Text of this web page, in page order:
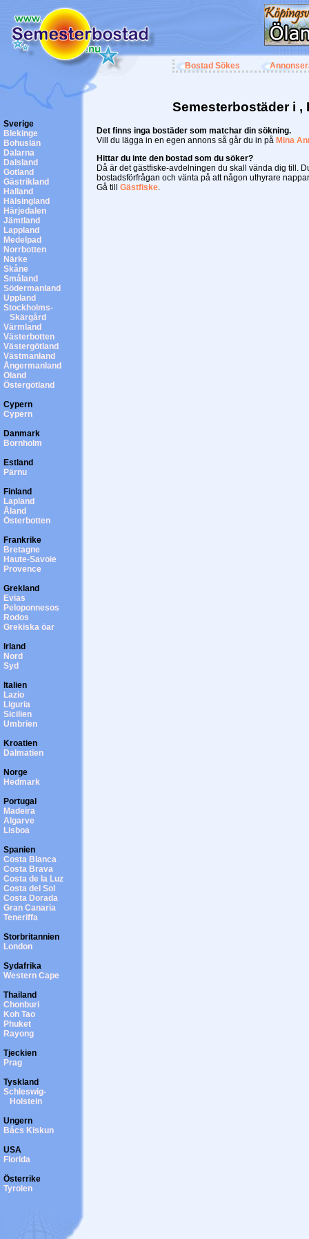
Bostad Sökes
Sverige
Blekinge
Bohuslän
Dalarna
Dalsland
Gotland
Gästrikland
Halland
Hälsingland
Härjedalen
Jämtland
Lappland
Medelpad
Norrbotten
Närke
Skåne
Småland
Södermanland
Uppland
Stockholms-
Skärgård
Värmland
Västerbotten
Västergötland
Västmanland
Ångermanland
Öland
Östergötland
Cypern
Cypern
Danmark
Bornholm
Estland
Pärnu
Finland
Lapland
Åland
Österbotten
Frankrike
Bretagne
Haute-Savoie
Provence
Grekland
Evias
Peloponnesos
Rodos
Grekiska öar
Irland
Nord
Syd
Italien
Lazio
Liguria
Sicilien
Umbrien
Kroatien
Dalmatien
Norge
Hedmark
Portugal
Madeira
Algarve
Lisboa
Spanien
Costa Blanca
Costa Brava
Costa de la Luz
Costa del Sol
Costa Dorada
Gran Canaria
Teneriffa
Storbritannien
London
Sydafrika
Western Cape
Thailand
Chonburi
Koh Tao
Phuket
Rayong
Tjeckien
Prag
Tyskland
Schleswig-
Holstein
Ungern
Bács Kiskun
USA
Florida
Österrike
Tyrolen
Semesterbostäder i ,
Det finns inga bostäder som matchar din sökning.
Vill du lägga in en egen annons så går du in på Mina
Hittar du inte den bostad som du söker?
Då är det gästfiske-avdelningen du skall vända dig till.
bostadsförfrågan och vänta på att någon uthyrare
Gå till Gästfiske.